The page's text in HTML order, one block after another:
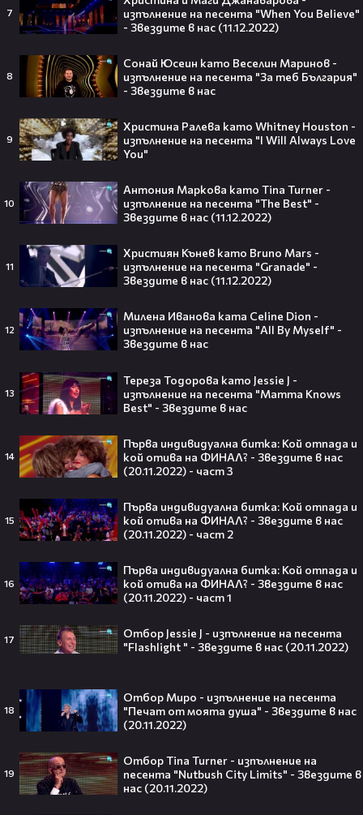
7
изпълнение на песента "When You Believe"
- Звездите в нас (11.12.2022)
8
Сонай Юсеин като Веселин Маринов -
изпълнение на песента "За теб България"
- Звездите в нас
9
Христина Ралева като Whitney Houston -
изпълнение на песента "I Will Always Love
You"
10
Антония Маркова като Tina Turner -
изпълнение на песента "The Best" -
Звездите в нас (11.12.2022)
11
Християн Кънев като Bruno Mars -
изпълнение на песента "Granade" -
Звездите в нас (11.12.2022)
12
Милена Иванова ката Celine Dion -
изпълнение на песента "All By Myself" -
Звездите в нас
13
Тереза Тодорова като Jessie J -
изпълнение на песента "Mamma Knows
Best" - Звездите в нас
14
Първа индивидуална битка: Кой отпада и
кой отива на ФИНАЛ? - Звездите в нас
(20.11.2022) - част 3
15
Първа индивидуална битка: Кой отпада и
кой отива на ФИНАЛ? - Звездите в нас
(20.11.2022) - част 2
16
Първа индивидуална битка: Кой отпада и
кой отива на ФИНАЛ? - Звездите в нас
(20.11.2022) - част 1
17
Отбор Jessie J - изпълнение на песента
"Flashlight " - Звездите в нас (20.11.2022)
18
Отбор Миро - изпълнение на песента
"Печат от моята душа" - Звездите в нас
(20.11.2022)
19
Отбор Tina Turner - изпълнение на
песента "Nutbush City Limits" - Звездите в
нас (20.11.2022)
Отбор Adele - визитки на
участниците и изпълнение на песента
"Rolling in the Deep"
14:16
Отбор James Hetfield - визитки на
участниците и изпълнение на песента
"Nothing Else Matters"
1 zvezditevnas
Тийнейджър почти спечели над
милион долара с тотален гейминг
55 милиарда по-късно: EA вече
официално е собственост на
Саудитска Арабия💰
Barbie 2 има краен срок до 2026,
който трябва да спази, иначе
никога няма да се случи.😯💥
Батиста е новият Кратос!😯💥
взриви кината у нас – ето защо
всички говорят за него👀🎬
След Брадли Купър, Ирина Шейк